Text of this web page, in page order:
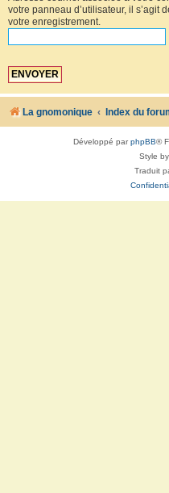
votre panneau d’utilisateur, il s’agit
votre enregistrement.
La gnomonique Index du
Développé parphpBB®
Style by
Traduit